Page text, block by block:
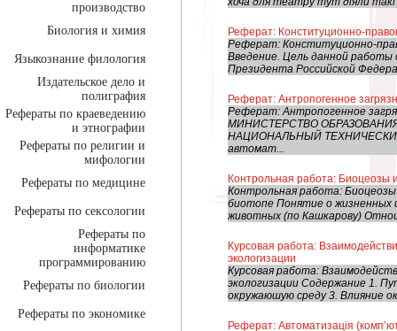
производство
Биология и химия
Языкознание филология
Издательское дело и
полиграфия
Рефераты по краеведению
и этнографии
Рефераты по религии и
мифологии
Рефераты по медицине
Рефераты по сексологии
Рефераты по
информатике
программированию
Рефераты по биологии
Рефераты по экономике
Реферат: Конституционно-
Реферат: Конституционно-
Введение. Цель данной
Президента Российской
Реферат: Антропогенное
Реферат: Антропогенное
МИНИСТЕРСТВО
НАЦИОНАЛЬНЫЙ
автомат...
Контрольная работа: Биоцеозы
Контрольная работа:
биотопе Понятие о жизненных
животных (по Кашкарову)
Курсовая работа:
экологизации
Курсовая работа:
экологизации Содержание 1.
окружаюшую среду 3. Влияние
Реферат: Автоматизація